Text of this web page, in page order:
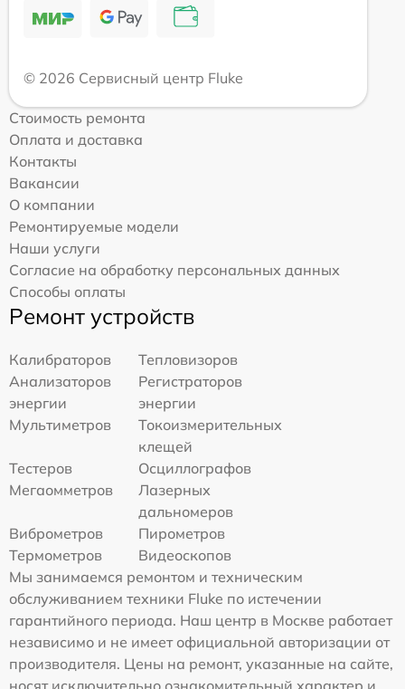
© 2026 Сервисный центр Fluke
Стоимость ремонта
Оплата и доставка
Контакты
Вакансии
О компании
Ремонтируемые модели
Наши услуги
Согласие на обработку персональных данных
Способы оплаты
Ремонт устройств
Калибраторов
Тепловизоров
Анализаторов
энергии
Регистраторов
энергии
Мультиметров
Токоизмерительных
клещей
Тестеров
Осциллографов
Мегаомметров
Лазерных
дальномеров
Виброметров
Пирометров
Термометров
Видеоскопов
Мы занимаемся ремонтом и техническим
обслуживанием техники Fluke по истечении
гарантийного периода. Наш центр в Москве работает
независимо и не имеет официальной авторизации от
производителя. Цены на ремонт, указанные на сайте,
носят исключительно ознакомительный характер и